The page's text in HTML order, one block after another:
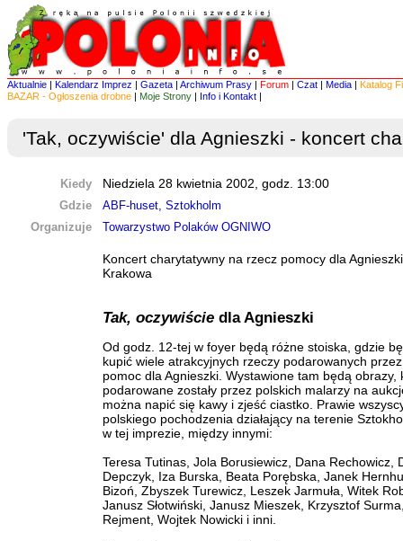
Aktualnie | Kalendarz Imprez | Gazeta | Archiwum Prasy | Forum | Czat | Media | Katalog
BAZAR - Ogłoszenia drobne | Moje Strony | Info i Kontakt |
'Tak, oczywiście' dla Agnieszki - koncert
Kiedy
Niedziela 28 kwietnia 2002, godz. 13:00
Gdzie
ABF-huset, Sztokholm
Organizuje
Towarzystwo Polaków OGNIWO
Koncert charytatywny na rzecz pomocy dla
Krakowa
Tak, oczywiście dla Agnieszki
Od godz. 12-tej w foyer będą różne stoiska, gdzie
kupić wiele atrakcyjnych rzeczy podarowanych
pomoc dla Agnieszki. Wystawione tam będą obrazy,
podarowane zostały przez polskich malarzy na
można napić się kawy i zjeść ciastko. Prawie
polskiego pochodzenia działający na terenie
w tej imprezie, między innymi:
Teresa Tutinas, Jola Borusiewicz, Dana Rechowicz,
Depczyk, Iza Burska, Beata Porębska, Janek
Bizoń, Zbyszek Turewicz, Leszek Jarmuła, Witek
Janusz Słotwiński, Janusz Mieszek, Krzysztof
Rejment, Wojtek Nowicki i inni.